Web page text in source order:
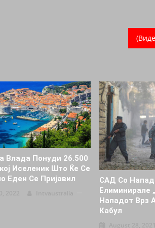
Влада Понуди 26.500
Иселеник Што Ќе Се
Еден Се Пријавил
САД Со
Елиминиpaле
Нaпaдот Врз
Кабул